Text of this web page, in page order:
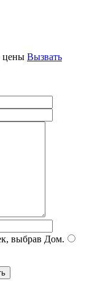
цены Вызвать
выбрав Дом.